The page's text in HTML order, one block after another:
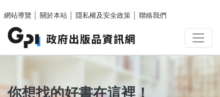
網站導覽
關於本站 隱私權及安全政策 聯絡我們
你想找的好書在這裡！